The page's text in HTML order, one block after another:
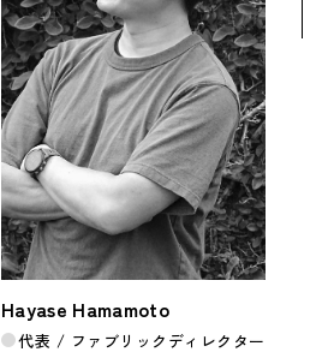
Hayase Hamamoto
代表 / ファブリックディレクター